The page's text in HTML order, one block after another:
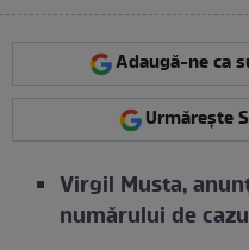
Adaugă-ne ca
Urmărește
Virgil Musta,
numărului de